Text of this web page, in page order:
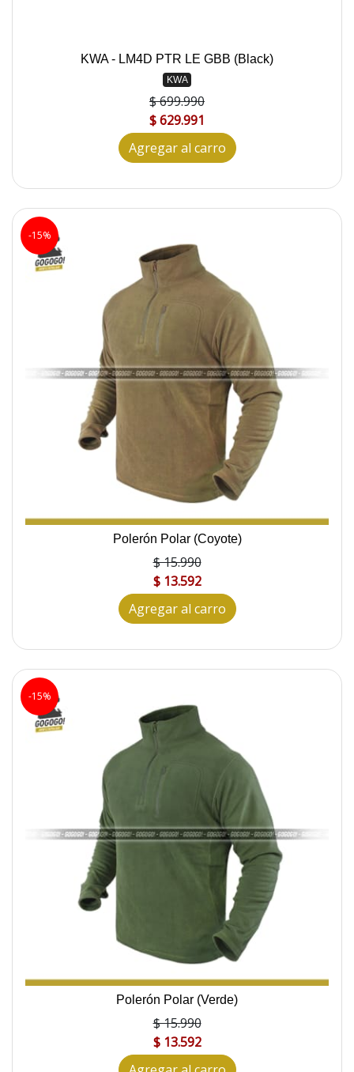
KWA - LM4D PTR LE GBB (Black)
KWA
$ 699.990
$ 629.991
Agregar al carro
-15%
Polerón Polar (Coyote)
$ 15.990
$ 13.592
Agregar al carro
-15%
Polerón Polar (Verde)
$ 15.990
$ 13.592